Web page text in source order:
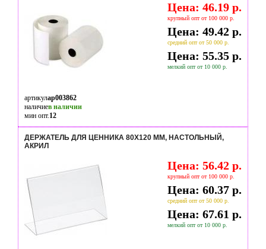
Цена: 46.19 р.
крупный опт от 100 000 р.
Цена: 49.42 р.
средний опт от 50 000 р.
Цена: 55.35 р.
мелкий опт от 10 000 р.
артикулap003862
наличиев наличии
мин опт.12
ДЕРЖАТЕЛЬ ДЛЯ ЦЕННИКА 80Х120 ММ, НАСТОЛЬНЫЙ,
АКРИЛ
Цена: 56.42 р.
крупный опт от 100 000 р.
Цена: 60.37 р.
средний опт от 50 000 р.
Цена: 67.61 р.
мелкий опт от 10 000 р.